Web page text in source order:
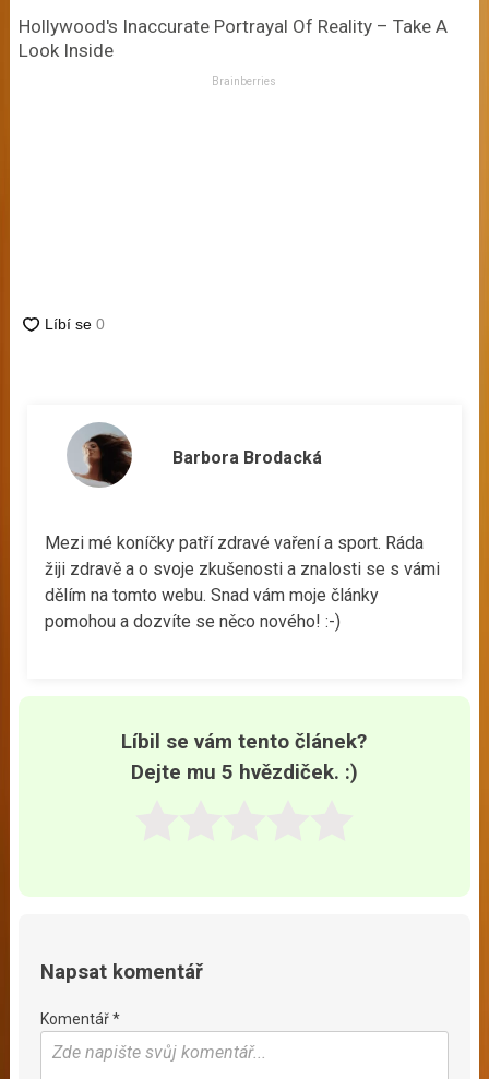
Hollywood's Inaccurate Portrayal Of Reality – Take A
Look Inside
Brainberries
Barbora Brodacká
Mezi mé koníčky patří zdravé vaření a sport. Ráda
žiji zdravě a o svoje zkušenosti a znalosti se s vámi
dělím na tomto webu. Snad vám moje články
pomohou a dozvíte se něco nového! :-)
Líbil se vám tento článek?
Dejte mu 5 hvězdiček. :)
Napsat komentář
Komentář *